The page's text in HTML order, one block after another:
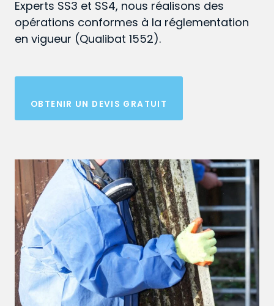
Experts SS3 et SS4, nous réalisons des
opérations conformes à la réglementation
en vigueur (Qualibat 1552).
OBTENIR UN DEVIS GRATUIT